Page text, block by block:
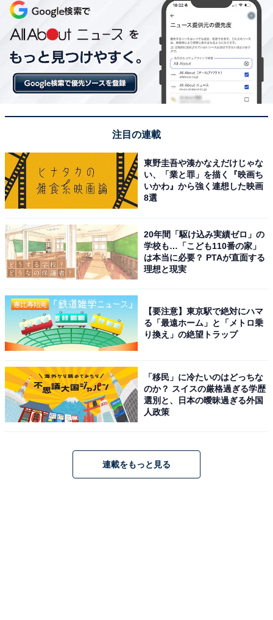
注目の連載
東野圭吾や湊かなえだけじゃな
い、「業と罪」を描く『映画ち
いかわ』から強く連想した映画
8選
20年間「駆け込み実績ゼロ」の
学校も…「こども110番の家」
は本当に必要？ PTAが直面する
理想と現実
【要注意】東京駅で絶対にハマ
る「最遠ホーム」と「メトロ乗
り換え」の絶望トラップ
「移民」に冷たいのはどっちな
のか？ スイスの厳格過ぎる学歴
選別と、日本の曖昧過ぎる外国
人政策
連載をもっと見る